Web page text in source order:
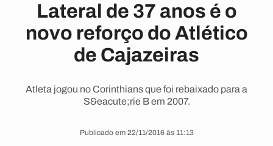
Lateral de 37 anos é o
novo reforço do Atlético
de Cajazeiras
Atleta jogou no Corinthians que foi rebaixado para a
S&eacute;rie B em 2007.
Publicado em 22/11/2016 às 11:13